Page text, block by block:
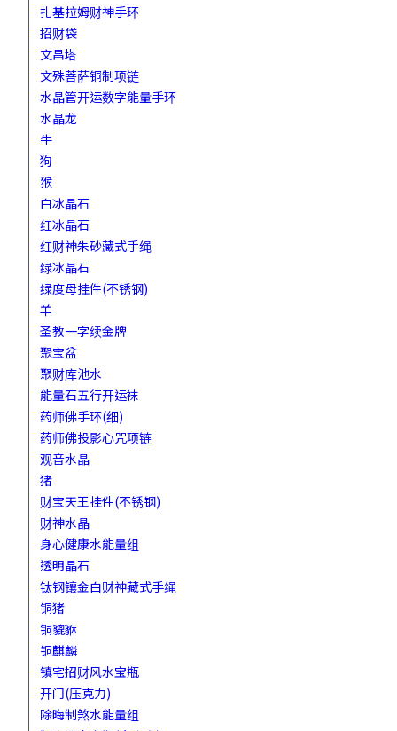
扎基拉姆财神手环
招财袋
文昌塔
文殊菩萨铜制项链
水晶管开运数字能量手环
水晶龙
牛
狗
猴
白冰晶石
红冰晶石
红财神朱砂藏式手绳
绿冰晶石
绿度母挂件(不锈钢)
羊
圣教一字续金牌
聚宝盆
聚财库池水
能量石五行开运袜
药师佛手环(细)
药师佛投影心咒项链
观音水晶
猪
财宝天王挂件(不锈钢)
财神水晶
身心健康水能量组
透明晶石
钛钢镶金白财神藏式手绳
铜猪
铜貔貅
铜麒麟
镇宅招财风水宝瓶
开门(压克力)
除晦制煞水能量组